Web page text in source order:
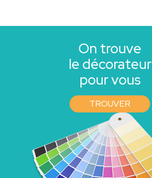
On trouve
le décorateur
pour vous
TROUVER